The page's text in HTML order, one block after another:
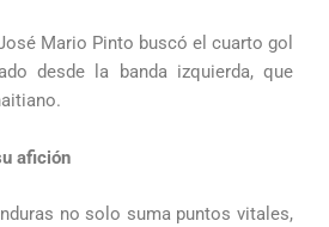
Mario Pinto buscó el cuarto gol
desde la banda izquierda, que
afición
no solo suma puntos vitales,